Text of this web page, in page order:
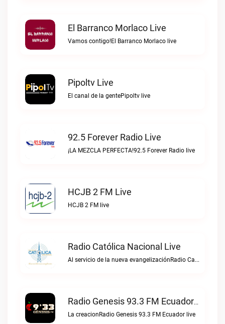
El Barranco Morlaco Live
Vamos contigo!El Barranco Morlaco live
Pipoltv Live
El canal de la gentePipoltv live
92.5 Forever Radio Live
¡LA MEZCLA PERFECTA!92.5 Forever Radio live
HCJB 2 FM Live
HCJB 2 FM live
Radio Católica Nacional Live
Al servicio de la nueva evangelizaciónRadio Católica Nacional live
Radio Genesis 93.3 FM Ecuador Live
La creacionRadio Genesis 93.3 FM Ecuador live